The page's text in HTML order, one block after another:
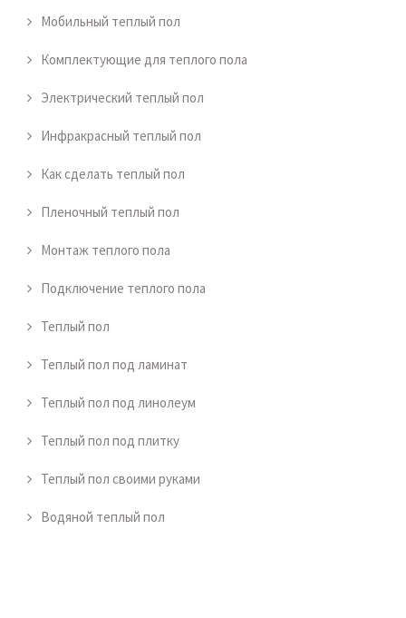
Мобильный теплый пол
Комплектующие для теплого пола
Электрический теплый пол
Инфракрасный теплый пол
Как сделать теплый пол
Пленочный теплый пол
Монтаж теплого пола
Подключение теплого пола
Теплый пол
Теплый пол под ламинат
Теплый пол под линолеум
Теплый пол под плитку
Теплый пол своими руками
Водяной теплый пол